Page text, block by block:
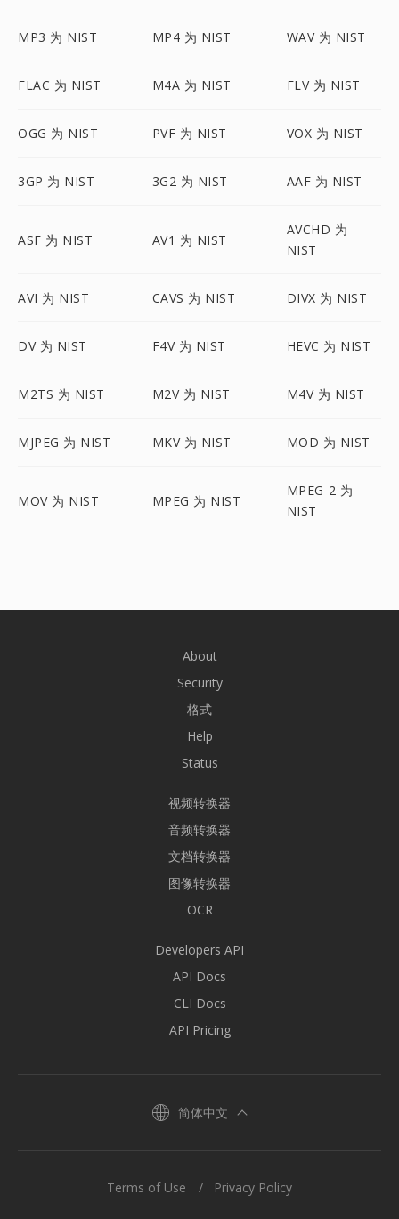
MP3 为 NIST MP4 为 NIST WAV 为 NIST
FLAC 为 NIST M4A 为 NIST FLV 为 NIST
OGG 为 NIST PVF 为 NIST VOX 为 NIST
3GP 为 NIST 3G2 为 NIST AAF 为 NIST
ASF 为 NIST AV1 为 NIST
AVCHD 为
NIST
AVI 为 NIST CAVS 为 NIST DIVX 为 NIST
DV 为 NIST F4V 为 NIST HEVC 为 NIST
M2TS 为 NIST M2V 为 NIST M4V 为 NIST
MJPEG 为 NIST MKV 为 NIST MOD 为 NIST
MOV 为 NIST MPEG 为 NIST
MPEG-2 为
NIST
About
Security
格式
Help
Status
视频转换器
音频转换器
文档转换器
图像转换器
OCR
Developers API
API Docs
CLI Docs
API Pricing
简体中文
Terms of Use Privacy Policy